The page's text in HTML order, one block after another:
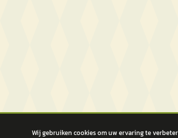
Wij gebruiken cookies om uw ervaring te